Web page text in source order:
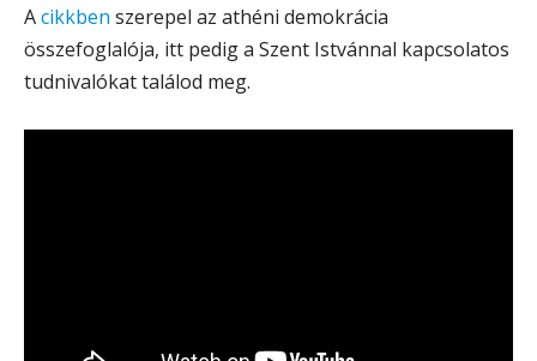
Acikkben szerepel az athéni demokrácia
összefoglalója, itt pedig a Szent Istvánnal kapcsolatos
tudnivalókat találod meg.